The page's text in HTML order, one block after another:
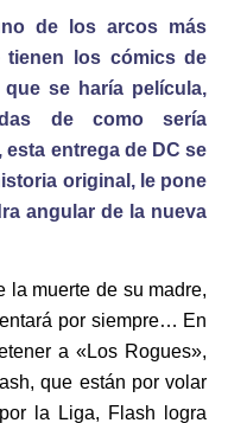
de los arcos más
tienen los cómics de
se haría película,
de como sería
entrega de DC se
original, le pone
angular de la nueva
la muerte de su madre,
por siempre… En
a «Los Rogues»,
que están por volar
la Liga, Flash logra